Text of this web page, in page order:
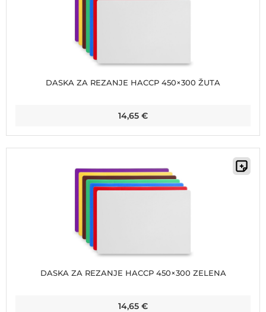
DASKA ZA REZANJE HACCP 450×300 ŽUTA
14,65 €
DASKA ZA REZANJE HACCP 450×300 ZELENA
14,65 €